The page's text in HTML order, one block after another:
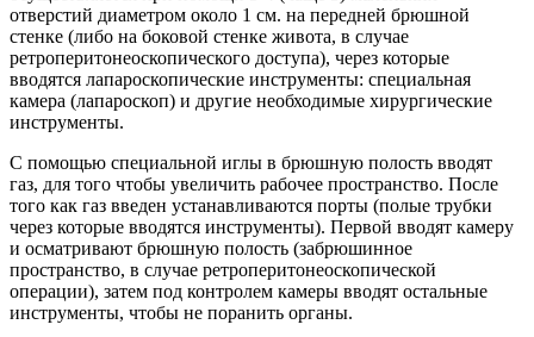
отверстий диаметром около 1 см. на передней брюшной
стенке (либо на боковой стенке живота, в случае
ретроперитонеоскопического доступа), через которые
вводятся лапароскопические инструменты: специальная
камера (лапароскоп) и другие необходимые хирургические
инструменты.
С помощью специальной иглы в брюшную полость вводят
газ, для того чтобы увеличить рабочее пространство. После
того как газ введен устанавливаются порты (полые трубки
через которые вводятся инструменты). Первой вводят камеру
и осматривают брюшную полость (забрюшинное
пространство, в случае ретроперитонеоскопической
операции), затем под контролем камеры вводят остальные
инструменты, чтобы не поранить органы.